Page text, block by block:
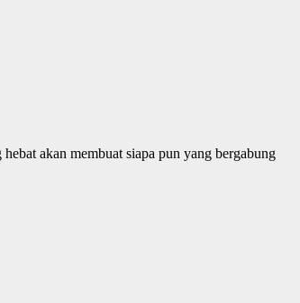
akan membuat siapa pun yang bergabung